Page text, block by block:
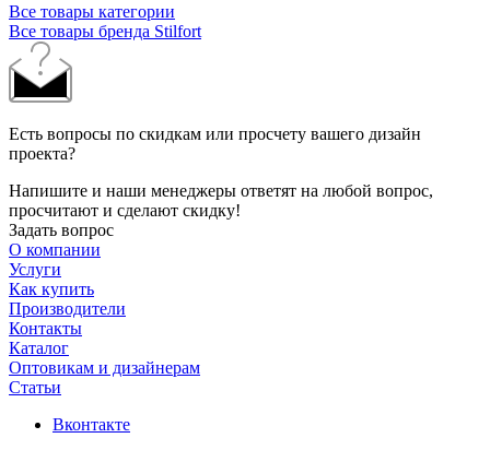
Все товары категории
Все товары бренда Stilfort
Есть вопросы по скидкам или просчету вашего дизайн
проекта?
Напишите и наши менеджеры ответят на любой вопрос,
просчитают и сделают скидку!
Задать вопрос
О компании
Услуги
Как купить
Производители
Контакты
Каталог
Оптовикам и дизайнерам
Статьи
Вконтакте